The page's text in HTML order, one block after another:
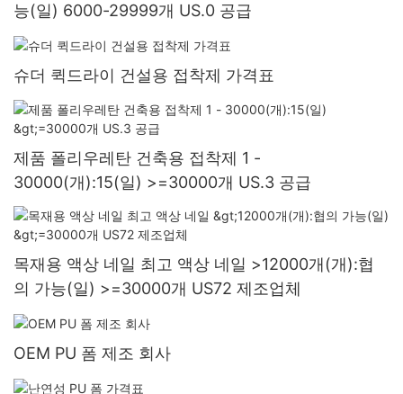
능(일) 6000-29999개 US.0 공급
슈더 퀵드라이 건설용 접착제 가격표
제품 폴리우레탄 건축용 접착제 1 -
30000(개):15(일) >=30000개 US.3 공급
목재용 액상 네일 최고 액상 네일 >12000개(개):협
의 가능(일) >=30000개 US72 제조업체
OEM PU 폼 제조 회사